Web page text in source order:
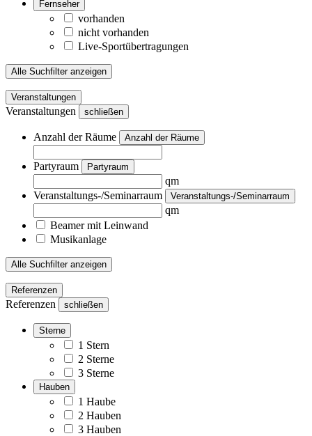
Fernseher
vorhanden
nicht vorhanden
Live-Sportübertragungen
Alle Suchfilter anzeigen
Veranstaltungen
Veranstaltungen schließen
Anzahl der Räume Anzahl der Räume
Partyraum Partyraum
qm
Veranstaltungs-/Seminarraum
Veranstaltungs-/Seminarraum
qm
Beamer mit Leinwand
Musikanlage
Alle Suchfilter anzeigen
Referenzen
Referenzen schließen
Sterne
1 Stern
2 Sterne
3 Sterne
Hauben
1 Haube
2 Hauben
3 Hauben